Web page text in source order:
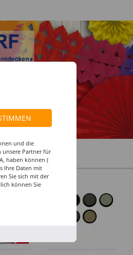
%
und die
unsere Partner für
haben können (
Ihre Daten mit
Sie sich mit der
können Sie